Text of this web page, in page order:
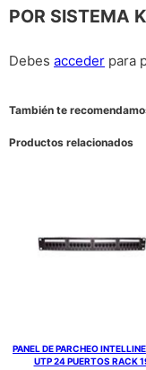
POR SISTEMA
Debes acceder para
También te
Productos relacionados
PANEL DE PARCHEO
UTP 24 PUERTOS RACK